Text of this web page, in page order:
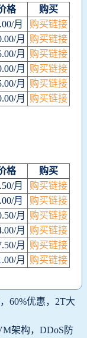
格
购买
月
购买链接
月
购买链接
月
购买链接
月
购买链接
月
购买链接
月 购买链接
格
购买
月
购买链接
月
购买链接
月
购买链接
月
购买链接
月
购买链接
月 购买链接
60%优惠，2T大
架构，DDoS防